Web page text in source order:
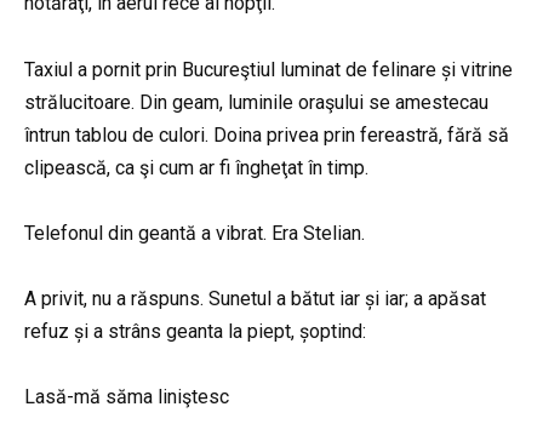
Taxiul a pornit prin Bucureştiul luminat de felinare și vitrine
strălucitoare. Din geam, luminile oraşului se amestecau
întrun tablou de culori. Doina privea prin fereastră, fără să
clipească, ca şi cum ar fi îngheţat în timp.
Telefonul din geantă a vibrat. Era Stelian.
A privit, nu a răspuns. Sunetul a bătut iar și iar; a apăsat
refuz și a strâns geanta la piept, șoptind:
Lasă-mă săma liniştesc